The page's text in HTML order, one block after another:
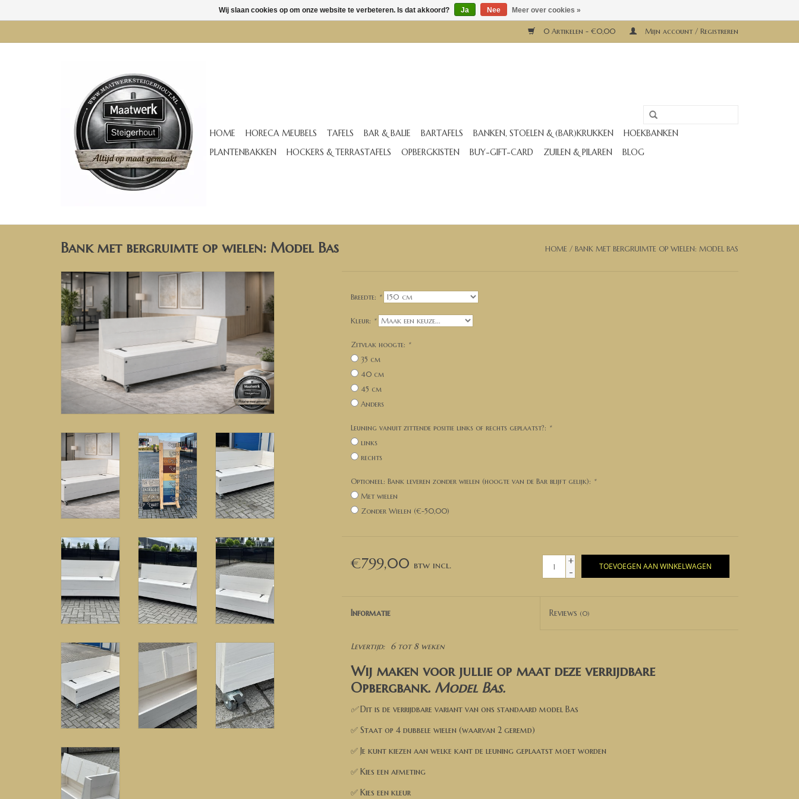
0 Artikelen - €0,00 Mijn account / Registreren
HOME HORECA MEUBELS TAFELS BAR & BALIE BARTAFELS BANKEN, STOELEN & (BAR)KRUKKEN
HOEKBANKEN
PLANTENBAKKEN
HOCKERS & TERRASTAFELS OPBERGKISTEN BUY-GIFT-CARD ZUILEN & PILAREN BLOG
Bank met bergruimte op wielen: Model Bas HOME / BANK MET BERGRUIMTE OP WIELEN: MODEL BAS
Breedte: *
Kleur: *
Zitvlak hoogte: *
35 cm
40 cm
45 cm
Anders
Leuning vanuit zittende positie links of rechts geplaatst?: *
links
rechts
Optioneel: Bank leveren zonder wielen (hoogte van de Bar blijft gelijk): *
Met wielen
Zonder Wielen (€-50,00)
€799,00
+
-
TOEVOEGEN AAN WINKELWAGEN
Informatie Reviews (0)
Levertijd: 6 tot 8 weken
Wij maken voor jullie op maat deze verrijdbare
Opbergbank. Model Bas.
✅Dit is de verrijdbare variant van ons standaard model Bas
✅ Staat op 4 dubbele wielen (waarvan 2 geremd)
✅ Je kunt kiezen aan welke kant de leuning geplaatst moet worden
✅ Kies een afmeting
✅ Kies een kleur
Wij slaan cookies op om onze website te verbeteren. Is dat akkoord? Ja Nee Meer over cookies »